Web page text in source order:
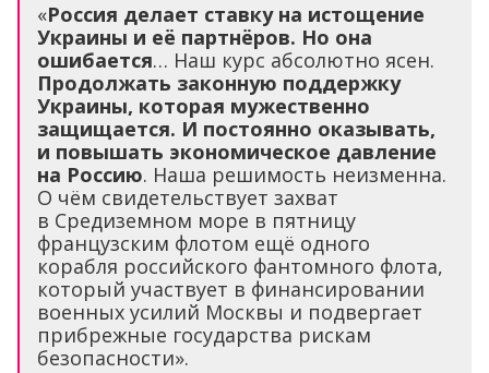
«Россия делает ставку на истощение
Украины и её партнёров. Но она
ошибается… Наш курс абсолютно ясен.
Продолжать законную поддержку
Украины, которая мужественно
защищается. И постоянно оказывать,
и повышать экономическое давление
на Россию. Наша решимость неизменна.
О чём свидетельствует захват
в Средиземном море в пятницу
французским флотом ещё одного
корабля российского фантомного флота,
который участвует в финансировании
военных усилий Москвы и подвергает
прибрежные государства рискам
безопасности».